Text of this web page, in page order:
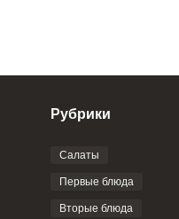
Фото до 4 шт, до 5 mb
Рубрики
Салаты
Первые блюда
Вторые блюда